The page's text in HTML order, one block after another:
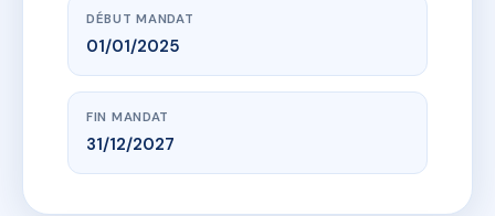
DÉBUT MANDAT
01/01/2025
FIN MANDAT
31/12/2027